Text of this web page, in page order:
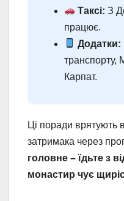
Таксі: З
працює.
Додатки:
транспорту,
Карпат.
Ці поради врятують
затримака через
головне – їдьте з
монастир чує